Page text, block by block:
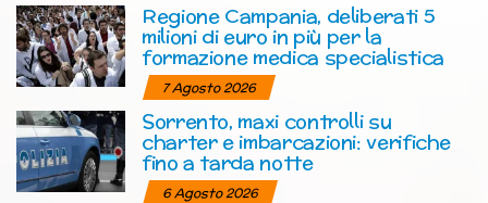
Regione Campania, deliberati 5
milioni di euro in più per la
formazione medica specialistica
7 Agosto 2026
Sorrento, maxi controlli su
charter e imbarcazioni: verifiche
fino a tarda notte
6 Agosto 2026